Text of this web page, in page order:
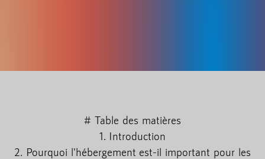
# Table des matières
1. Introduction
2. Pourquoi l'hébergement est-il important pour les